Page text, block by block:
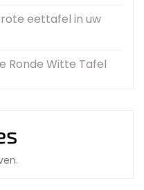
eettafel in uw
Ronde Witte Tafel